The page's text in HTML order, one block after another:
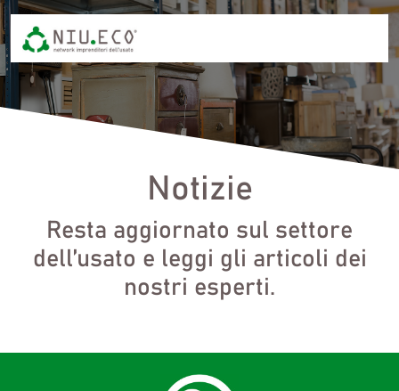
Notizie
Resta aggiornato sul settore
dell’usato e leggi gli articoli dei
nostri esperti.